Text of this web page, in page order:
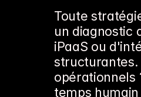
Toute
un diagnostic
iPaaS ou
opérationnels
temps